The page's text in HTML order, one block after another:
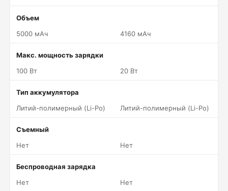
Объем
5000 мАч
4160 мАч
Макс. мощность зарядки
100 Вт
20 Вт
Тип аккумулятора
Литий-полимерный (Li-Po)
Литий-полимерный (Li-Po)
Съемный
Нет
Нет
Беспроводная зарядка
Нет
Нет